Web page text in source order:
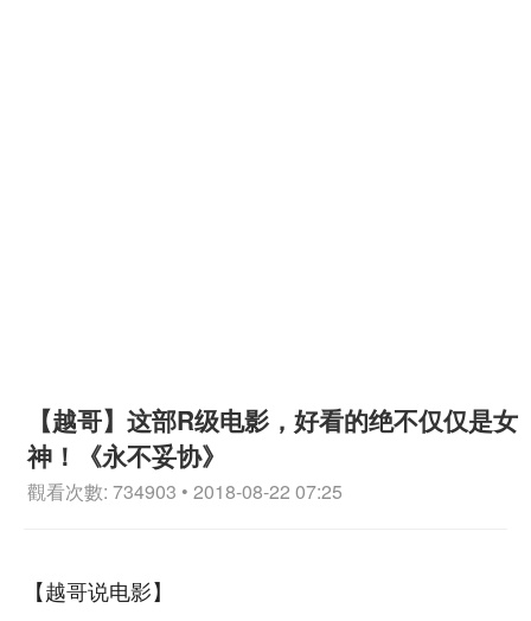
【越哥】这部R级电影，好看的绝不仅仅是女
神！《永不妥协》
觀看次數: 734903 • 2018-08-22 07:25
【越哥说电影】